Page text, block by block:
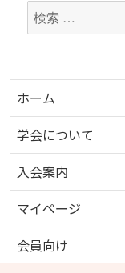
検
索
象:
ホーム
学会について
入会案内
マイページ
会員向け